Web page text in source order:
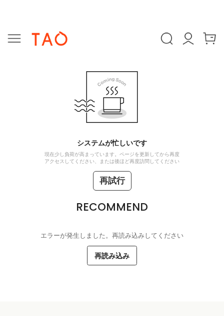
システムが忙しいです
現在少し負荷が高まっています。ページを更新してから再度
アクセスしてください、または後ほど再度訪問してください
再試行
RECOMMEND
エラーが発生しました。再読み込みしてください
再読み込み